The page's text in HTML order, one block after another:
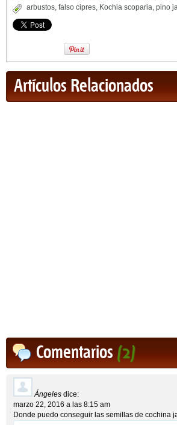
arbustos, falso cipres, Kochia scoparia, pino
Artículos Relacionados
Comentarios(2)
Ángeles dice:
marzo 22, 2016 a las 8:15 am
Donde puedo conseguir las semillas de cochina